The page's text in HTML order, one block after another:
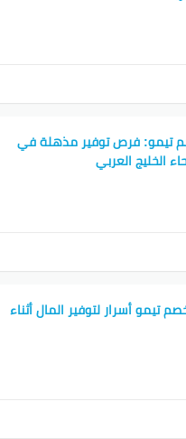
تيمو: فرص توفير مذهلة في
الخليج العربي
تيمو أسرار لتوفير المال أثناء